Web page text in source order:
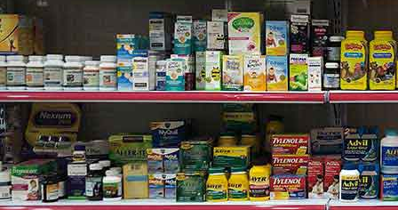
Hiệu quả từ xịt chống muỗi và côn trùng
OFF! FamilyCare Smooth & Dry
+ Công thức với DEET (Diethyltoluamide – hợp chất
được dùng phổ biến trong các sản phẩm chống/diệt
muỗi, ve, ve mò, bọ chét và các loại côn trùng ký sinh
khác).
+ Công thức không nhờn; hầu như không mùi – chứa